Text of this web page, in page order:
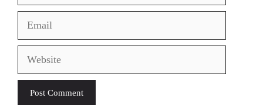
Email
Website